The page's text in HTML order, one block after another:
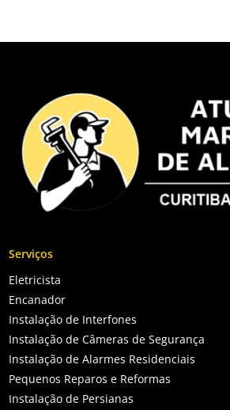
Serviços
Eletricista
Encanador
Instalação de Interfones
Instalação de Câmeras de Segurança
Instalação de Alarmes Residenciais
Pequenos Reparos e Reformas
Instalação de Persianas